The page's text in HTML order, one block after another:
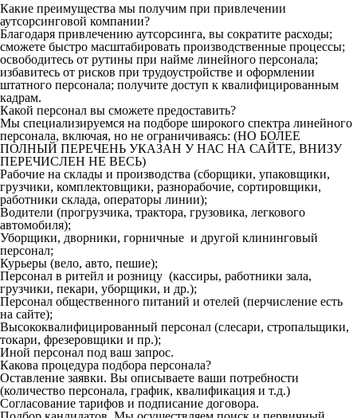
Какие преимущества мы получим при привлечении
аутсорсинговой компании?
Благодаря привлечению аутсорсинга, вы сократите расходы;
сможете быстро масштабировать производственные процессы;
освободитесь от рутины при найме линейного персонала;
избавитесь от рисков при трудоустройстве и оформлении
штатного персонала; получите доступ к квалифицированным
кадрам.
Какой персонал вы сможете предоставить?
Мы специализируемся на подборе широкого спектра линейного
персонала, включая, но не ограничиваясь: (НО БОЛЕЕ
ПОЛНЫЙ ПЕРЕЧЕНЬ УКАЗАН У НАС НА САЙТЕ, ВНИЗУ
ПЕРЕЧИСЛЕН НЕ ВЕСЬ)
Рабочие на склады и производства (сборщики, упаковщики,
грузчики, комплектовщики, разнорабочие, сортировщики,
работники склада, операторы линии);
Водители (прогрузчика, трактора, грузовика, легкового
автомобиля);
Уборщики, дворники, горничные и другой клининговый
персонал;
Курьеры (вело, авто, пешие);
Персонал в ритейл и розницу (кассиры, работники зала,
грузчики, пекари, уборщики, и др.);
Персонал общественного питаний и отелей (перчисление есть
на сайте);
Высококвалифицированный персонал (слесари, стропальщики,
токари, фрезеровщики и пр.);
Иной персонал под ваш запрос.
Какова процедура подбора персонала?
Оставление заявки. Вы описываете ваши потребности
(количество персонала, график, квалификация и т.д.)
Согласование тарифов и подписание договора.